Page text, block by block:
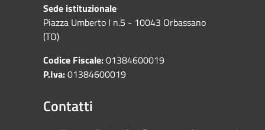
Sede istituzionale
Piazza Umberto I n.5 - 10043 Orbassano
(TO)
Codice Fiscale:01384600019
P.Iva:01384600019
Contatti